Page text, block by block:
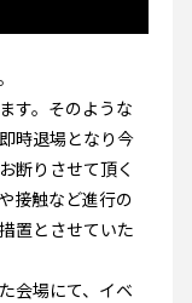
す。そのような
時退場となり今
断りさせて頂く
接触など進行の
置とさせていた
会場にて、イベ